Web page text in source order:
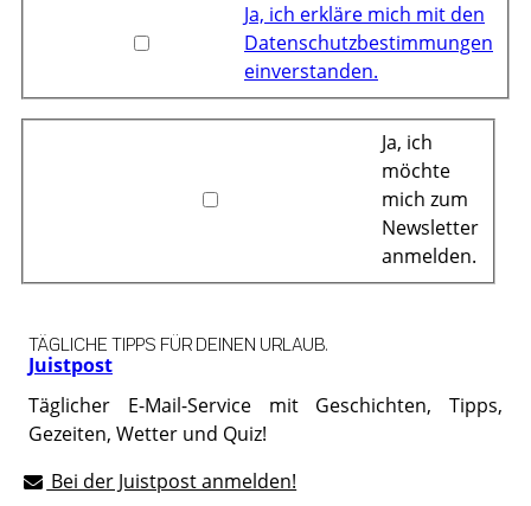
Ja, ich erkläre mich mit den
Datenschutzbestimmungen
einverstanden.
Ja, ich
möchte
mich zum
Newsletter
anmelden.
Juistpost
TÄGLICHE TIPPS FÜR DEINEN URLAUB.
Täglicher E-Mail-Service mit Geschichten, Tipps,
Gezeiten, Wetter und Quiz!
Bei der Juistpost anmelden!